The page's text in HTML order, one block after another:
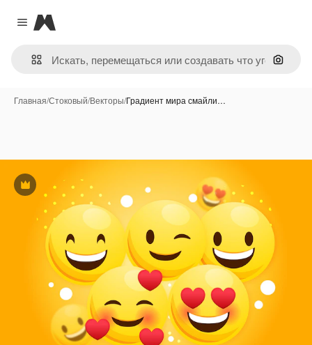
Close menu
Magnific
Поиск
Главная/Стоковый/Векторы/Градиент мира смайли…
Премиум